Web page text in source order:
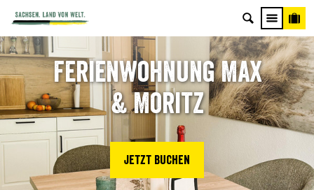
Ferienwohnung Max
& Moritz
Jetzt buchen